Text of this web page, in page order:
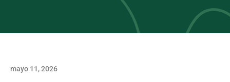
mayo 11, 2026